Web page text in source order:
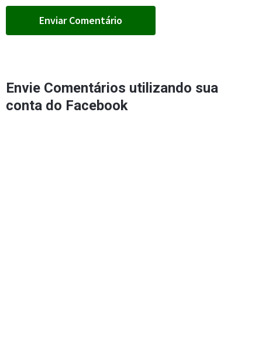
Envie Comentários utilizando sua
conta do Facebook